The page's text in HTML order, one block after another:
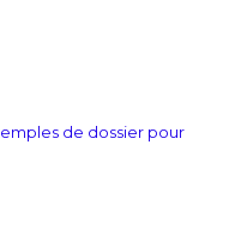
de dossier pour